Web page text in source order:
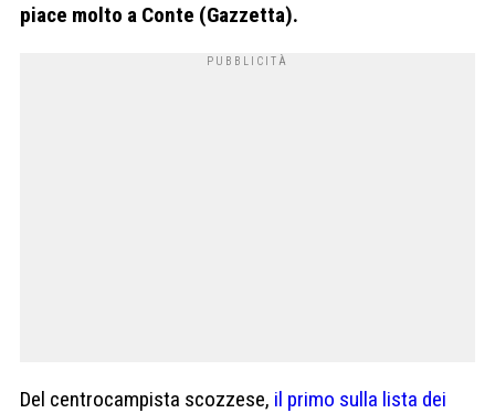
piace molto a Conte (Gazzetta).
Del centrocampista scozzese, il primo sulla lista dei